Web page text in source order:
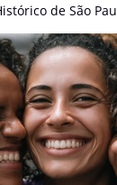
de São